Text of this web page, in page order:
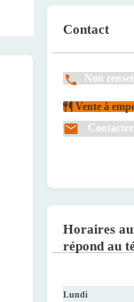
Contact
Non
Vente à
Horaires
répond au
Lundi